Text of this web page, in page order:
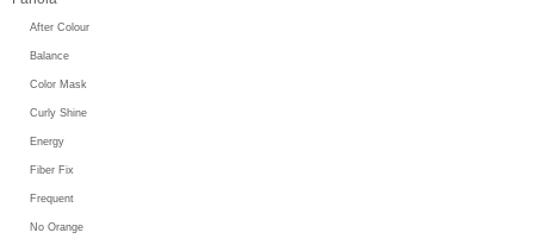
After Colour
Balance
Color Mask
Curly Shine
Energy
Fiber Fix
Frequent
No Orange